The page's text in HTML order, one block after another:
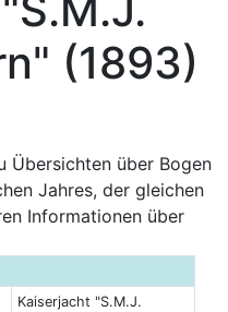
(1893)
Übersichten über Bogen
Jahres, der gleichen
Informationen über
Kaiserjacht "S.M.J.